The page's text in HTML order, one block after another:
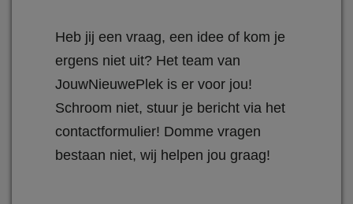
Heb jij een vraag, een idee of kom je
ergens niet uit? Het team van
JouwNieuwePlek is er voor jou!
Schroom niet, stuur je bericht via het
contactformulier! Domme vragen
bestaan niet, wij helpen jou graag!